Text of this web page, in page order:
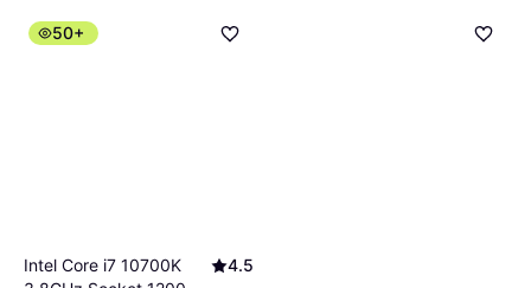
50+
Intel Core i7 10700K
4.5